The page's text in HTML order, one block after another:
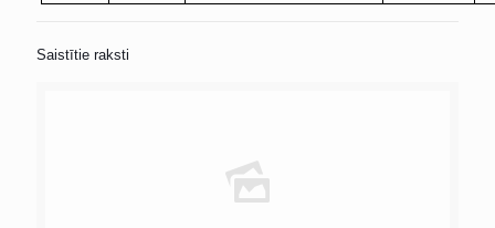
Saistītie raksti